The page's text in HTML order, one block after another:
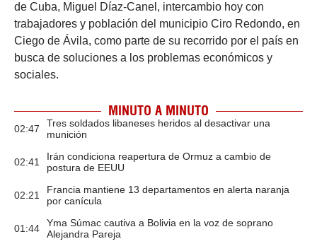
de Cuba, Miguel Díaz-Canel, intercambio hoy con
trabajadores y población del municipio Ciro Redondo, en
Ciego de Ávila, como parte de su recorrido por el país en
busca de soluciones a los problemas económicos y
sociales.
MINUTO A MINUTO
02:47
Tres soldados libaneses heridos al desactivar una
munición
02:41
Irán condiciona reapertura de Ormuz a cambio de
postura de EEUU
02:21
Francia mantiene 13 departamentos en alerta naranja
por canícula
01:44
Yma Súmac cautiva a Bolivia en la voz de soprano
Alejandra Pareja